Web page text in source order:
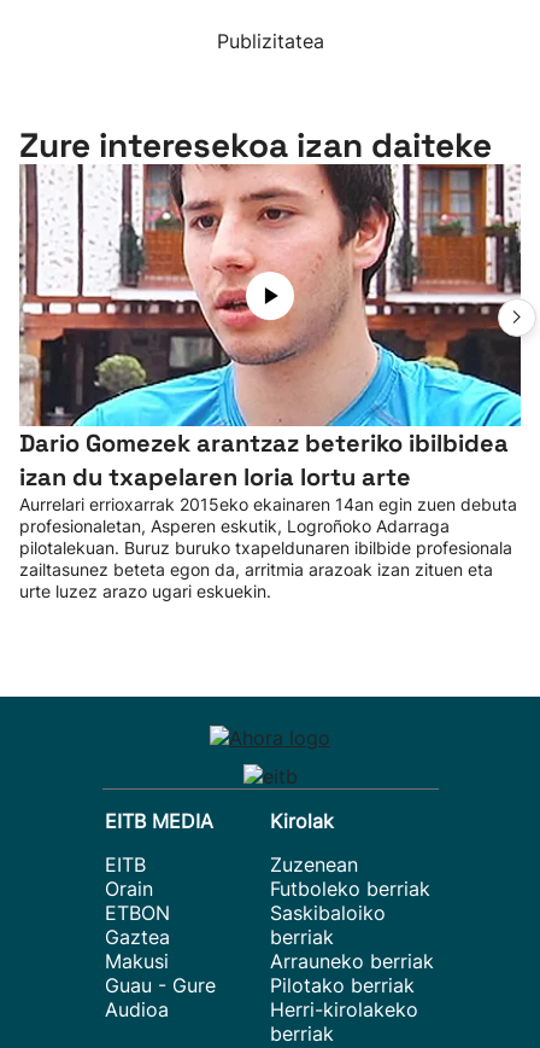
Publizitatea
Zure interesekoa izan daiteke
Dario Gomezek arantzaz beteriko ibilbidea
izan du txapelaren loria lortu arte
Aurrelari errioxarrak 2015eko ekainaren 14an egin zuen debuta
profesionaletan, Asperen eskutik, Logroñoko Adarraga
pilotalekuan. Buruz buruko txapeldunaren ibilbide profesionala
zailtasunez beteta egon da, arritmia arazoak izan zituen eta
urte luzez arazo ugari eskuekin.
EITB MEDIA
EITB
Orain
ETBON
Gaztea
Makusi
Guau - Gure
Audioa
Kirolak
Zuzenean
Futboleko berriak
Saskibaloiko
berriak
Arrauneko berriak
Pilotako berriak
Herri-kirolakeko
berriak